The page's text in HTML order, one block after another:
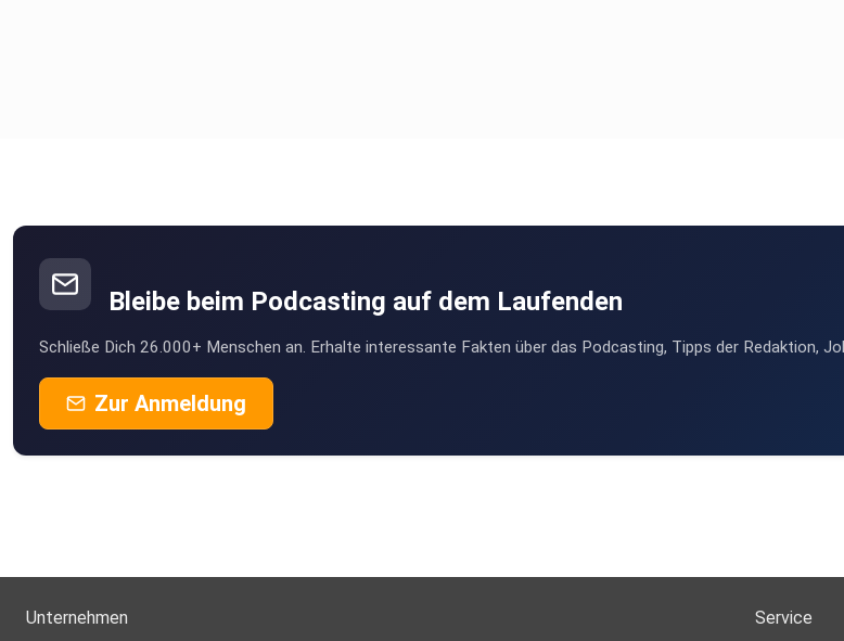
Bleibe beim Podcasting auf dem Laufenden
Schließe Dich 26.000+ Menschen an. Erhalte interessante Fakten über das Podcasting, Tipps der Redaktion,
Zur Anmeldung
Unternehmen Service